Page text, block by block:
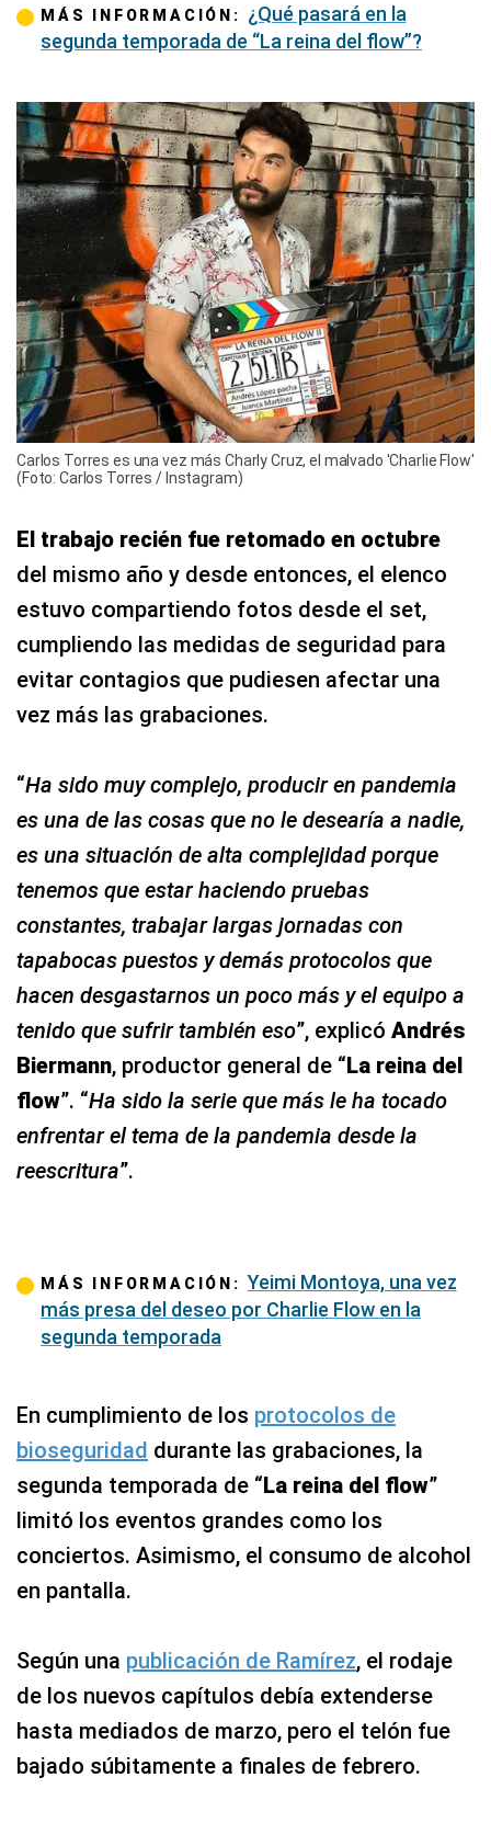
MÁS INFORMACIÓN: ¿Qué pasará en la
segunda temporada de “La reina del flow”?
Carlos Torres es una vez más Charly Cruz, el malvado 'Charlie Flow'
(Foto: Carlos Torres / Instagram)
El trabajo recién fue retomado en octubre
del mismo año y desde entonces, el elenco
estuvo compartiendo fotos desde el set,
cumpliendo las medidas de seguridad para
evitar contagios que pudiesen afectar una
vez más las grabaciones.
“Ha sido muy complejo, producir en pandemia
es una de las cosas que no le desearía a nadie,
es una situación de alta complejidad porque
tenemos que estar haciendo pruebas
constantes, trabajar largas jornadas con
tapabocas puestos y demás protocolos que
hacen desgastarnos un poco más y el equipo a
tenido que sufrir también eso”, explicó Andrés
Biermann, productor general de “La reina del
flow”. “Ha sido la serie que más le ha tocado
enfrentar el tema de la pandemia desde la
reescritura”.
MÁS INFORMACIÓN: Yeimi Montoya, una vez
más presa del deseo por Charlie Flow en la
segunda temporada
En cumplimiento de los protocolos de
bioseguridad durante las grabaciones, la
segunda temporada de “La reina del flow”
limitó los eventos grandes como los
conciertos. Asimismo, el consumo de alcohol
en pantalla.
Según una publicación de Ramírez, el rodaje
de los nuevos capítulos debía extenderse
hasta mediados de marzo, pero el telón fue
bajado súbitamente a finales de febrero.